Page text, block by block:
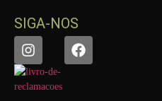
SIGA-NOS